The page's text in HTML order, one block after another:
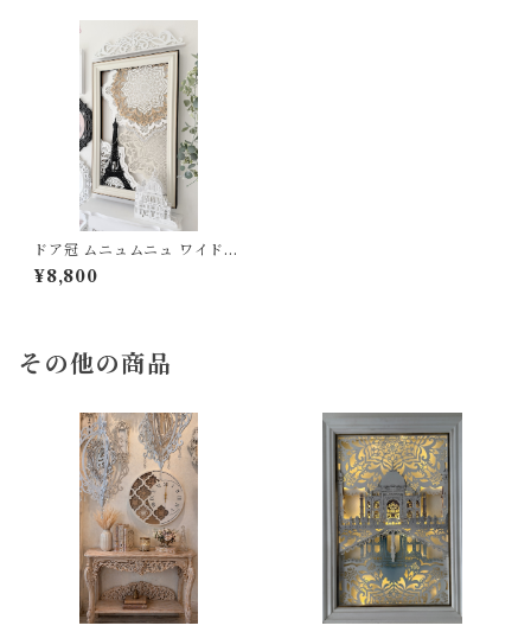
ドア冠 ムニュムニュ ワイド8
00 ウォールステッカー アン
ティーク
¥8,800
その他の商品